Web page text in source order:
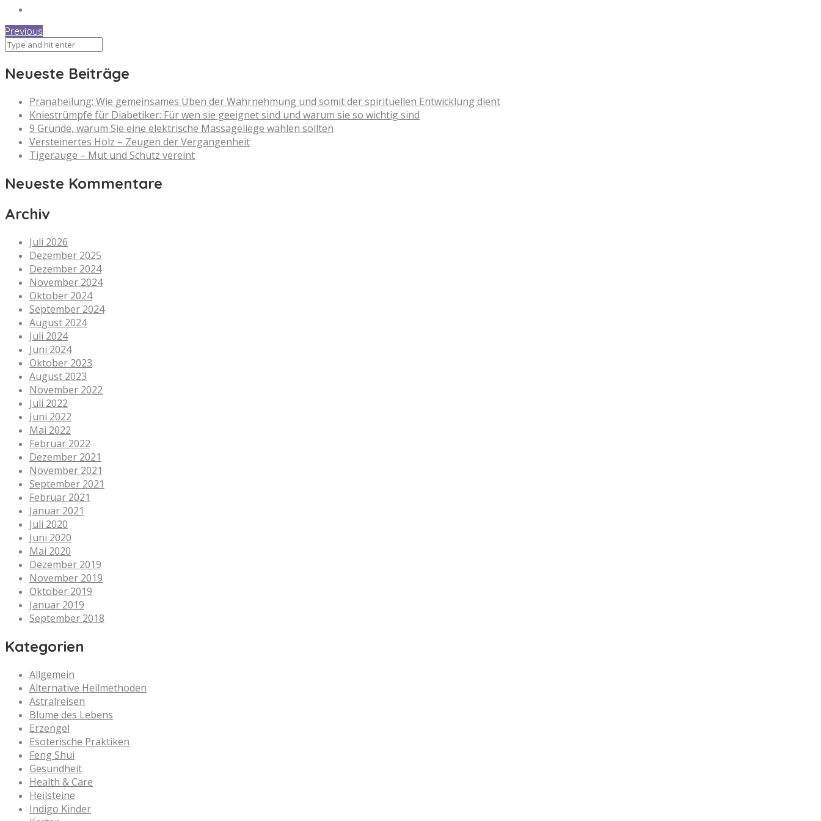
Previous
Neueste Beiträge
Pranaheilung: Wie gemeinsames Üben der Wahrnehmung und somit der spirituellen Entwicklung dient
Kniestrümpfe für Diabetiker: Für wen sie geeignet sind und warum sie so wichtig sind
9 Gründe, warum Sie eine elektrische Massageliege wählen sollten
Versteinertes Holz – Zeugen der Vergangenheit
Tigerauge – Mut und Schutz vereint
Neueste Kommentare
Archiv
Juli 2026
Dezember 2025
Dezember 2024
November 2024
Oktober 2024
September 2024
August 2024
Juli 2024
Juni 2024
Oktober 2023
August 2023
November 2022
Juli 2022
Juni 2022
Mai 2022
Februar 2022
Dezember 2021
November 2021
September 2021
Februar 2021
Januar 2021
Juli 2020
Juni 2020
Mai 2020
Dezember 2019
November 2019
Oktober 2019
Januar 2019
September 2018
Kategorien
Allgemein
Alternative Heilmethoden
Astralreisen
Blume des Lebens
Erzengel
Esoterische Praktiken
Feng Shui
Gesundheit
Health & Care
Heilsteine
Indigo Kinder